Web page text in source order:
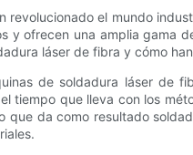
revolucionado el mundo
y ofrecen una amplia gama
láser de fibra y cómo
de soldadura láser de
tiempo que lleva con los
que da como resultado